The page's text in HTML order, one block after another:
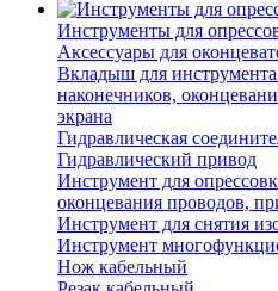
Инструменты для
Аксессуары для
Вкладыш для
наконечников,
экрана
Гидравлическая
Гидравлический привод
Инструмент для
оконцевания проводов,
Инструмент для снятия
Инструмент
Нож кабельный